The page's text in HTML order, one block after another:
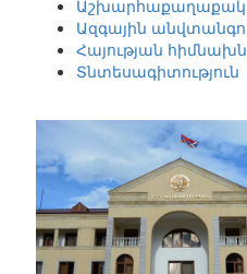
Ազգային
Հայության
Տնտեսագիտություն